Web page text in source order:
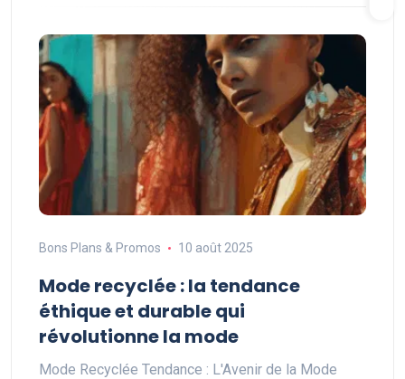
Bons Plans & Promos 10 août 2025
Mode recyclée : la tendance
éthique et durable qui
révolutionne la mode
Mode Recyclée Tendance : L'Avenir de la Mode